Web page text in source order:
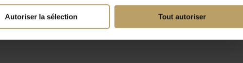
Autoriser la sélection Tout autoriser